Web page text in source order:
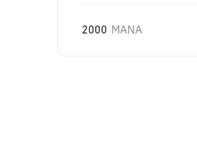
2000 MANA